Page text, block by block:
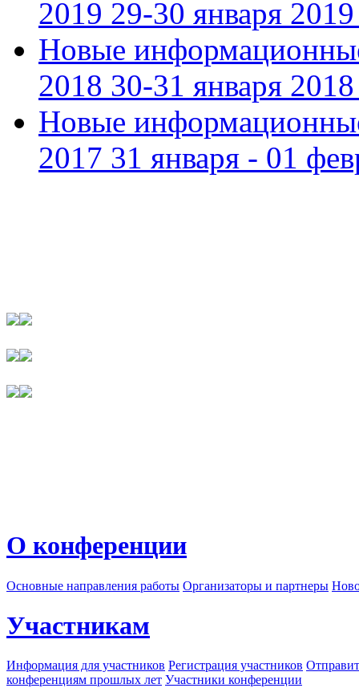
2019 29-30 января 2019
Новые
2018 30-31 января 2018
Новые
2017 31 января - 01
О конференции
Основные направления работы Организаторы и партнеры
Участникам
Информация для участников Регистрация участников
конференциям прошлых лет Участники конференции